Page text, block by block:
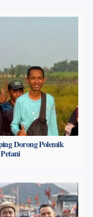
Dorong Polemik